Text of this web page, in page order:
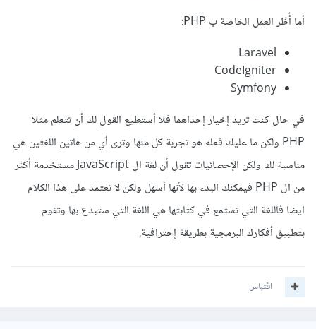
أما أُطُر العمل الخاصة ب PHP:
Laravel
CodeIgniter
Symfony
في حال كنت تريد إخيار إحداهما فلا أستطيع القول لك أن تتعلم مثلا
PHP ولكن ما عليك فعله هو تجربة كل منها وترى أي من هاتين اللغتين هي
مناسبة لك ولكن الإحصائيات تقول أن لغة ال JavaScript مستخدمة أكثر
من ال PHP فيمكنك البدء بها لأنها أسهل ولكن لا تعتمد على هذا الكلام
ايضا فاللغة التي تستمع في كتابتها هي اللغة التي ستبدع بها وتقوم
بتطبيق أفكارك البرمجية بطريقة إحترافية.
اقتباس